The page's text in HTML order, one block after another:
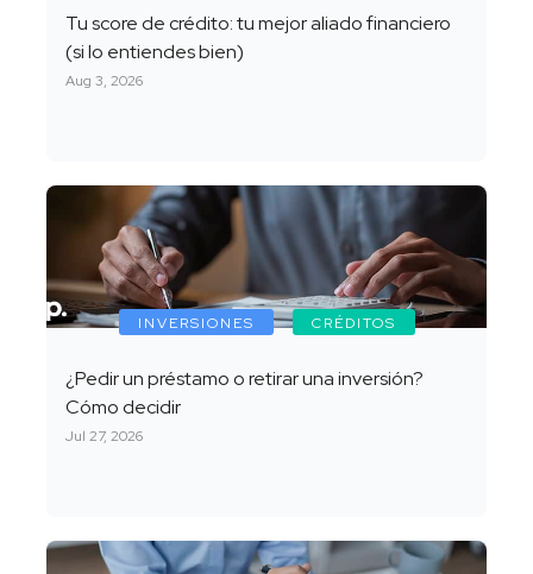
Tu score de crédito: tu mejor aliado financiero
(si lo entiendes bien)
Aug 3, 2026
INVERSIONES CRÉDITOS
¿Pedir un préstamo o retirar una inversión?
Cómo decidir
Jul 27, 2026